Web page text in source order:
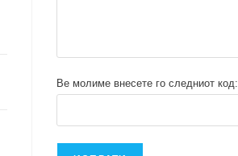
Ве молиме внесете го следниот код: